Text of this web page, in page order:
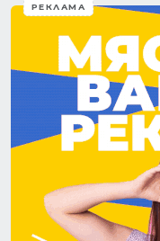
РЕКЛАМА